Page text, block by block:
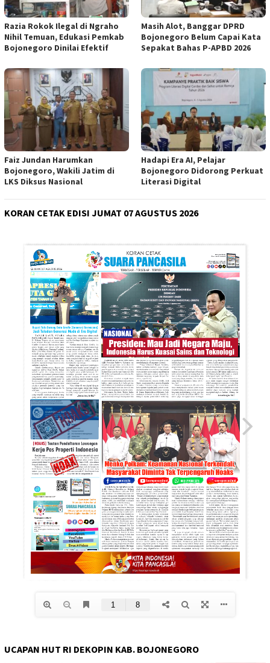
Razia Rokok Ilegal di Ngraho
Nihil Temuan, Edukasi Pemkab
Bojonegoro Dinilai Efektif
Masih Alot, Banggar DPRD
Bojonegoro Belum Capai Kata
Sepakat Bahas P-APBD 2026
Faiz Jundan Harumkan
Bojonegoro, Wakili Jatim di
LKS Diksus Nasional
Hadapi Era AI, Pelajar
Bojonegoro Didorong Perkuat
Literasi Digital
KORAN CETAK EDISI JUMAT 07 AGUSTUS 2026
UCAPAN HUT RI DEKOPIN KAB. BOJONEGORO